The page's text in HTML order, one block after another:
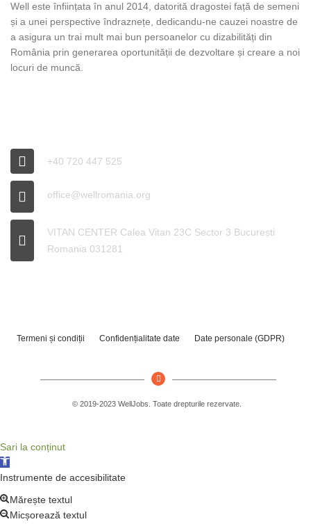
Well este înființata în anul 2014, datorită dragostei față de semeni
și a unei perspective îndraznețe, dedicandu-ne cauzei noastre de
a asigura un trai mult mai bun persoanelor cu dizabilități din
România prin generarea oportunității de dezvoltare și creare a noi
locuri de muncă.
+40 720 447 525
office@wellromania.org
VITAN CENTER Calea Vitan 23C Sector 3 București
Romania 031281
Termeni și condiții Confidențialitate date Date personale (GDPR)
© 2019-2023 WellJobs. Toate drepturile rezervate.
Sari la conținut
Deschide bara de unelte
Instrumente de accesibilitate
Mărește textul
Micșorează textul